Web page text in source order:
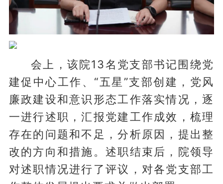
会上，该院13名党支部书记围绕党
建促中心工作、“五星”支部创建，党风
廉政建设和意识形态工作落实情况，逐
一进行述职，汇报党建工作成效，梳理
存在的问题和不足，分析原因，提出整
改的方向和措施。述职结束后，院领导
对述职情况进行了评议，对各党支部工